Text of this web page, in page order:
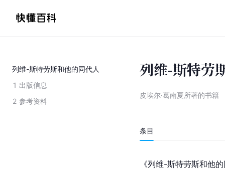
列维-斯特劳斯和他的同代人
1 出版信息
2 参考资料
列维-斯特劳
皮埃尔·葛南夏所著的书籍
条目
《列维-斯特劳斯和他